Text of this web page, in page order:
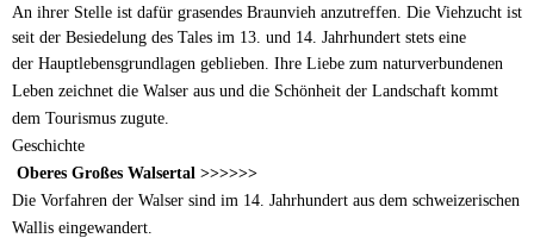
An ihrer Stelle ist dafür grasendes Braunvieh anzutreffen. Die Viehzucht ist
seit der Besiedelung des Tales im 13. und 14. Jahrhundert stets eine
der Hauptlebensgrundlagen geblieben. Ihre Liebe zum naturverbundenen
Leben zeichnet die Walser aus und die Schönheit der Landschaft kommt
dem Tourismus zugute.
Geschichte
Oberes Großes Walsertal >>>>>>
Die Vorfahren der Walser sind im 14. Jahrhundert aus dem schweizerischen
Wallis eingewandert.